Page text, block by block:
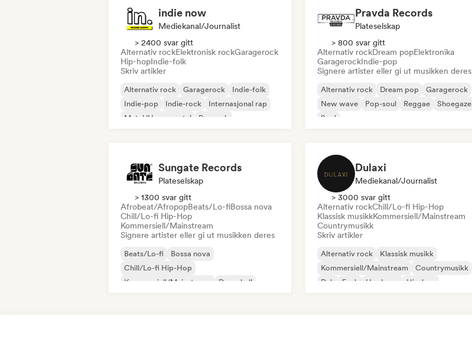
indie now
Mediekanal/journalist
> 2400 svar gitt
Alternativ rockElektronisk rockGaragerock
Hip-hopIndie-folk
Skriv artikler
Alternativ rock Garagerock
Indie-folk
Indie-pop
Indie-rock
Internasjonal rap
Metal/Heavy metal
Poprock
Pravda Records
Plateselskap
> 800 svar gitt
Alternativ rockDream popElektronika
GaragerockIndie-pop
Signere artister eller gi ut musikken deres
Alternativ rock Dream pop
Garagerock
New wave
Pop-soul Reggae
Shoegaze
Soul
Sungate Records
Plateselskap
> 1300 svar gitt
Afrobeat/AfropopBeats/Lo-fiBossa nova
Chill/Lo-fi Hip-Hop
Kommersiell/Mainstream
Signere artister eller gi ut musikken deres
Beats/Lo-fi
Bossa nova
Chill/Lo-fi Hip-Hop
Kommersiell/Mainstream
Dancehall
Dulaxi
Mediekanal/journalist
> 3000 svar gitt
Alternativ rockChill/Lo-fi Hip-Hop
Klassisk musikkKommersiell/Mainstream
Countrymusikk
Skriv artikler
Alternativ rock
Klassisk musikk
Kommersiell/Mainstream
Countrymusikk
Dub
Funk Hardcore Hip-hop